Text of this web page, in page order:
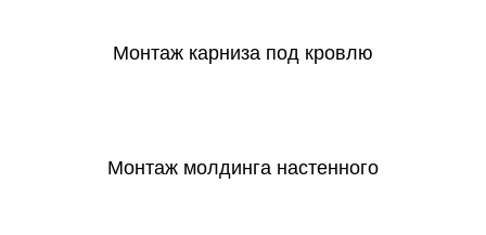
Монтаж карниза под кровлю
Монтаж молдинга настенного